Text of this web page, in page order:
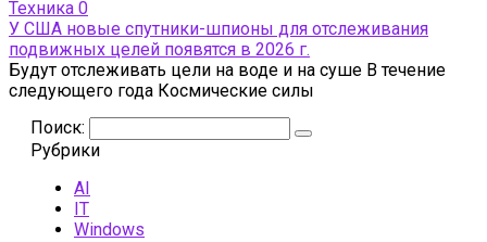
Техника 0
У США новые спутники-шпионы для отслеживания
подвижных целей появятся в 2026 г.
Будут отслеживать цели на воде и на суше В течение
следующего года Космические силы
Поиск:
Рубрики
AI
IT
Windows